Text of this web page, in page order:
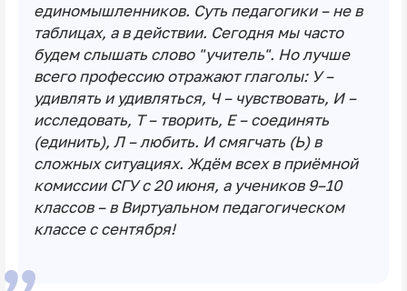
единомышленников. Суть педагогики – не в
таблицах, а в действии. Сегодня мы часто
будем слышать слово "учитель". Но лучше
всего профессию отражают глаголы: У –
удивлять и удивляться, Ч – чувствовать, И –
исследовать, Т – творить, Е – соединять
(единить), Л – любить. И смягчать (Ь) в
сложных ситуациях. Ждём всех в приёмной
комиссии СГУ с 20 июня, а учеников 9–10
классов – в Виртуальном педагогическом
классе с сентября!